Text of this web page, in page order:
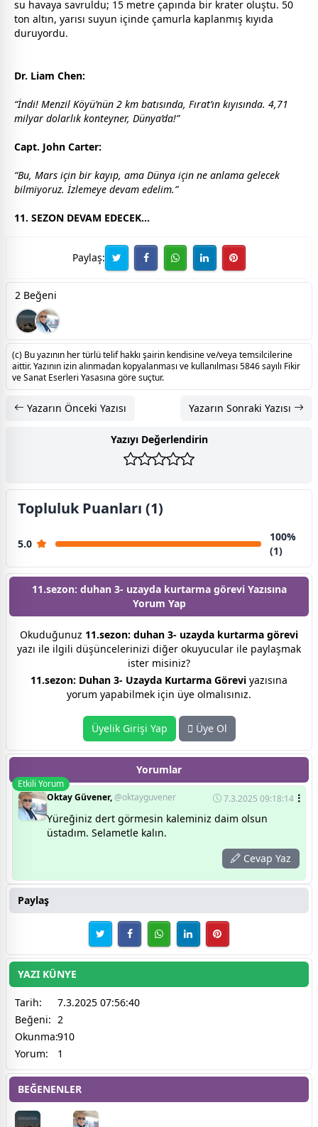
su havaya savruldu; 15 metre çapında bir krater oluştu. 50
ton altın, yarısı suyun içinde çamurla kaplanmış kıyıda
duruyordu.
Dr. Liam Chen:
“İndi! Menzil Köyü’nün 2 km batısında, Fırat’ın kıyısında. 4,71
milyar dolarlık konteyner, Dünya’da!”
Capt. John Carter:
“Bu, Mars için bir kayıp, ama Dünya için ne anlama gelecek
bilmiyoruz. İzlemeye devam edelim.”
11. SEZON DEVAM EDECEK...
Paylaş:
2 Beğeni
(c) Bu yazının her türlü telif hakkı şairin kendisine ve/veya temsilcilerine
aittir. Yazının izin alınmadan kopyalanması ve kullanılması 5846 sayılı Fikir
ve Sanat Eserleri Yasasına göre suçtur.
Yazarın Önceki Yazısı Yazarın Sonraki Yazısı
Yazıyı Değerlendirin
Topluluk Puanları (1)
5.0
100%
(1)
11.sezon: duhan 3- uzayda kurtarma görevi Yazısına
Yorum Yap
Okuduğunuz 11.sezon: duhan 3- uzayda kurtarma görevi
yazı ile ilgili düşüncelerinizi diğer okuyucular ile paylaşmak
ister misiniz?
11.sezon: Duhan 3- Uzayda Kurtarma Görevi yazısına
yorum yapabilmek için üye olmalısınız.
Üyelik Girişi Yap Üye Ol
Yorumlar
Etkili Yorum
Oktay Güvener,@oktayguvener 7.3.2025 09:18:14
Yüreğiniz dert görmesin kaleminiz daim olsun
üstadım. Selametle kalın.
Cevap Yaz
Paylaş
YAZI KÜNYE
Tarih:
7.3.2025 07:56:40
Beğeni: 2
Okunma:910
Yorum:
1
BEĞENENLER